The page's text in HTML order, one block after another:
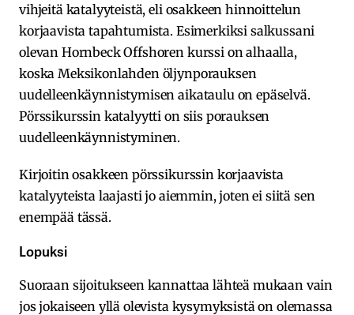
vihjeitä katalyyteistä, eli osakkeen hinnoittelun
korjaavista tapahtumista. Esimerkiksi salkussani
olevan Hornbeck Offshoren kurssi on alhaalla,
koska Meksikonlahden öljynporauksen
uudelleenkäynnistymisen aikataulu on epäselvä.
Pörssikurssin katalyytti on siis porauksen
uudelleenkäynnistyminen.
Kirjoitin osakkeen pörssikurssin korjaavista
katalyyteista laajasti jo aiemmin, joten ei siitä sen
enempää tässä.
Lopuksi
Suoraan sijoitukseen kannattaa lähteä mukaan vain
jos jokaiseen yllä olevista kysymyksistä on olemassa